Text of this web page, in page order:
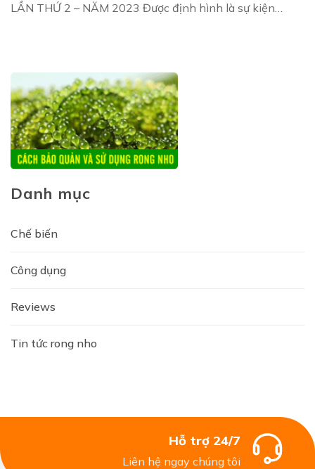
LẦN THỨ 2 – NĂM 2023 Được định hình là sự kiện
Danh mục
Chế biến
Công dụng
Reviews
Tin tức rong nho
Hỗ trợ 24/7
Liên hệ ngay chúng tôi